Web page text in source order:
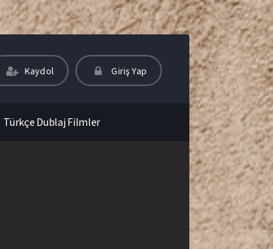
Kaydol Giriş Yap
Türkçe Dublaj Filmler